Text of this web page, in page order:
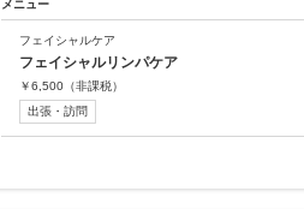
メニュー
フェイシャルケア
フェイシャルリンパケア
￥6,500 （非課税）
出張・訪問